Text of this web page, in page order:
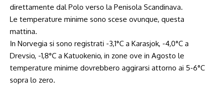
direttamente dal Polo verso la Penisola Scandinava.
Le temperature minime sono scese ovunque, questa
mattina.
In Norvegia si sono registrati -3,1°C a Karasjok, -4,0°C a
Drevsio, -1,8°C a Katuokenio, in zone ove in Agosto le
temperature minime dovrebbero aggirarsi attorno ai 5-6°C
sopra lo zero.